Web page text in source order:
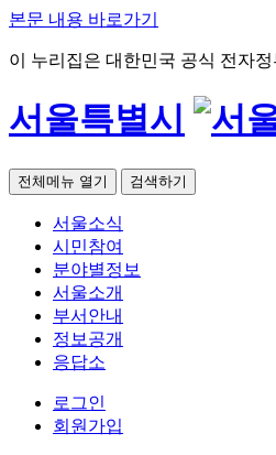
본문 내용 바로가기
이 누리집은 대한민국 공식 전자
서울특별시
전체메뉴 열기 검색하기
서울소식
시민참여
분야별정보
서울소개
부서안내
정보공개
응답소
로그인
회원가입